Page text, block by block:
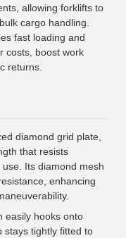
allowing forklifts to
cargo handling.
fast loading and
costs, boost work
returns.
diamond grid plate,
that resists
Its diamond mesh
enhancing
easily hooks onto
stays tightly fitted to